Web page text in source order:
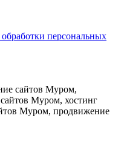
персональных